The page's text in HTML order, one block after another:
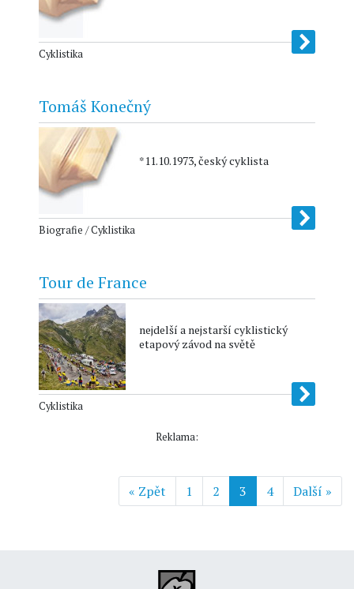
Cyklistika
Tomáš Konečný
*11.10.1973, český cyklista
Biografie / Cyklistika
Tour de France
nejdelší a nejstarší cyklistický
etapový závod na světě
Cyklistika
Reklama:
« Zpět 1 2 3 4 Další »